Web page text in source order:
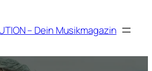
– Dein Musikmagazin